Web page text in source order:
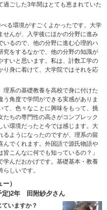
ごした3年間はとても恵まれていた
る環境がすごくよかったです。大学
せんが、入学後にほかの分野に進み
るので、他の分野に進む心理的ハ
究をするなかで、他の分野の知識が
すいと思います。私は、計数工学の
り身に着けて、大学院ではそれを応
系の基礎教養を高校で身に付けた
角度で学問ができる実感がありま
て、色々なことに興味をもって、挑
ちの専門性の高さがコンプレック
い環境だったと今では感じます。大
ようになったのですが、理系の留
んでくれます。外国語で源氏物語や
こんなに何でも知っているの？」
学んだおかげです。基礎基本・教養
しいです。
）
定)2年 田附紗夕さん
いますか？